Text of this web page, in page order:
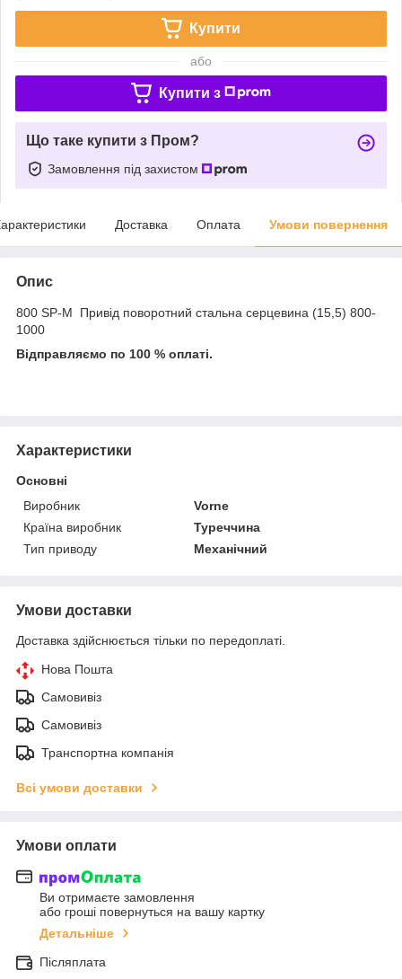
Купити
або
Купити з
Що таке купити з Пром?
Замовлення під захистом
Доставка Оплата Умови повернення
Опис
800 SP-М Привід поворотний стальна серцевина (15,5) 800-
1000
Відправляємо по 100 % оплаті.
Характеристики
Основні
Виробник
Vorne
Країна виробник
Туреччина
Тип приводу
Механічний
Умови доставки
Доставка здійснюється тільки по передоплаті.
Нова Пошта
Самовивіз
Самовивіз
Транспортна компанія
Всі умови доставки
Умови оплати
Ви отримаєте замовлення
або гроші повернуться на вашу картку
Детальніше
Післяплата